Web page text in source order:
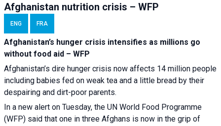
Afghanistan nutrition crisis – WFP
ENG FRA
Afghanistan’s hunger crisis intensifies as millions go
without food aid – WFP
Afghanistan’s dire hunger crisis now affects 14 million people
including babies fed on weak tea and a little bread by their
despairing and dirt-poor parents.
In a new alert on Tuesday, the UN World Food Programme
(WFP) said that one in three Afghans is now in the grip of